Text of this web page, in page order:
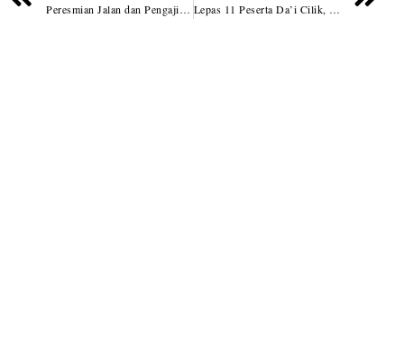
Peresmian Jalan dan Pengajian Dambaan Lengkapi Suasana Hari Jadi Ke-19 Kabupaten Sergai Lepas 11 Peserta Da’i Cilik, Wabup Asahan Apresiasi Keluarga Besar Al Washliyah